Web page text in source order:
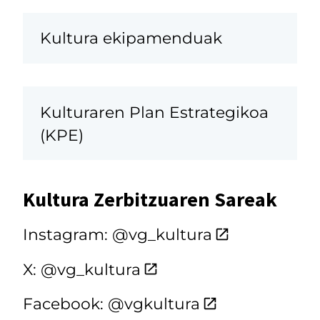
Kultura ekipamenduak
Kulturaren Plan Estrategikoa
(KPE)
Kultura Zerbitzuaren Sareak
Instagram: @vg_kultura
X: @vg_kultura
Facebook: @vgkultura